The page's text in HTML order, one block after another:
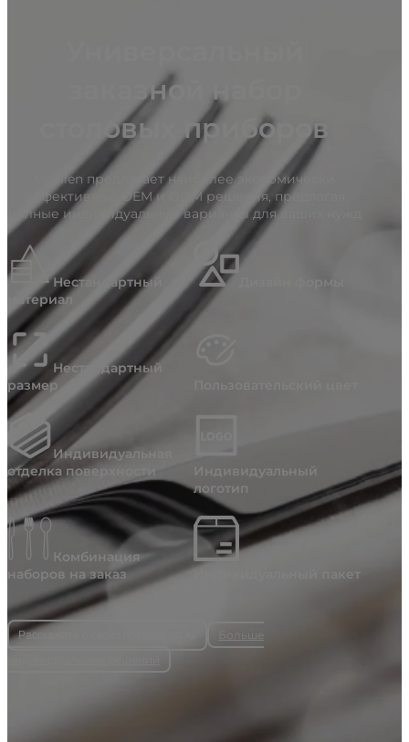
заказной набор
столовых приборов
Mcallen предлагает наиболее экономически
эффективные OEM и ODM решения, предлагая
полные индивидуальные варианты для ваших нужд
Нестандартный
материал
Нестандартный
размер
Индивидуальная
отделка поверхности
Индивидуальный
логотип
Комбинация
наборов на заказ
Индивидуальный пакет
Расскажите о своих потребностях
Больше